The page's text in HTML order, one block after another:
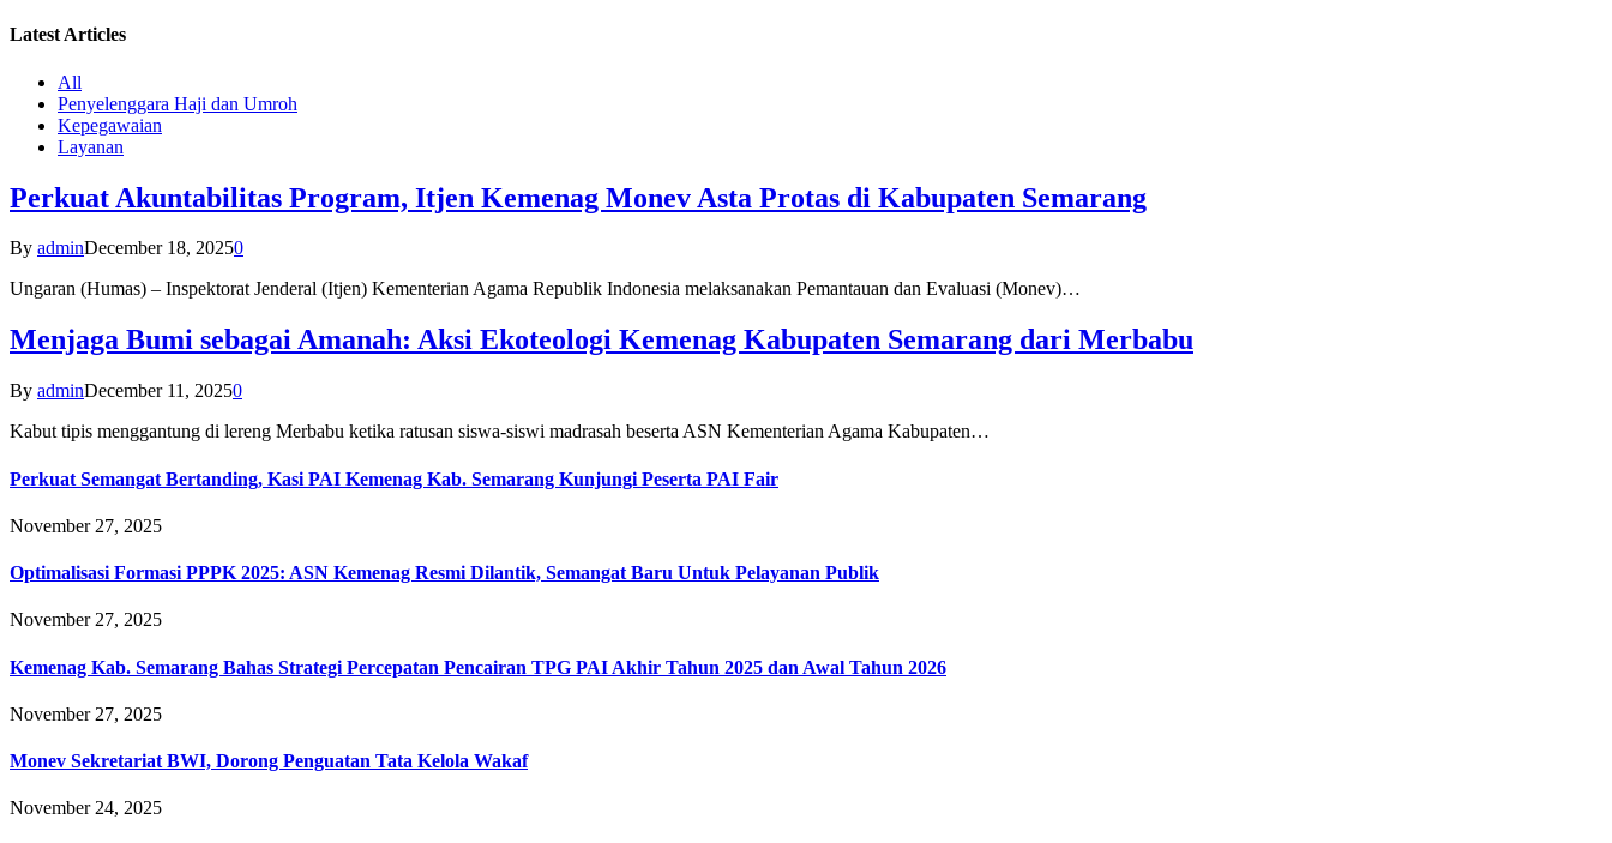
Latest Articles
All
Penyelenggara Haji dan Umroh
Kepegawaian
Layanan
Perkuat Akuntabilitas Program, Itjen Kemenag Monev Asta Protas di Kabupaten Semarang
By adminDecember 18, 20250
Ungaran (Humas) – Inspektorat Jenderal (Itjen) Kementerian Agama Republik Indonesia melaksanakan Pemantauan dan Evaluasi (Monev)…
Menjaga Bumi sebagai Amanah: Aksi Ekoteologi Kemenag Kabupaten Semarang dari Merbabu
By adminDecember 11, 20250
Kabut tipis menggantung di lereng Merbabu ketika ratusan siswa-siswi madrasah beserta ASN Kementerian Agama Kabupaten…
Perkuat Semangat Bertanding, Kasi PAI Kemenag Kab. Semarang Kunjungi Peserta PAI Fair
November 27, 2025
Optimalisasi Formasi PPPK 2025: ASN Kemenag Resmi Dilantik, Semangat Baru Untuk Pelayanan Publik
November 27, 2025
Kemenag Kab. Semarang Bahas Strategi Percepatan Pencairan TPG PAI Akhir Tahun 2025 dan Awal Tahun 2026
November 27, 2025
Monev Sekretariat BWI, Dorong Penguatan Tata Kelola Wakaf
November 24, 2025